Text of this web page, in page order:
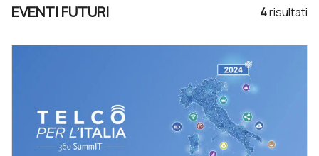
EVENTI FUTURI 4risultati